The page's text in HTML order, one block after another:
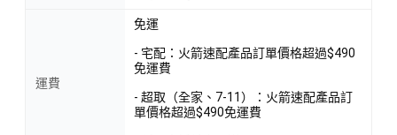
運費
免運
- 宅配：火箭速配產品訂單價格超過$490
免運費
- 超取（全家、7-11）：火箭速配產品訂
單價格超過$490免運費